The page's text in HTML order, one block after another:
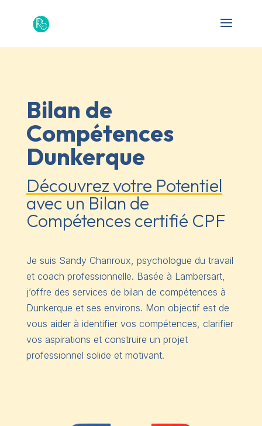
Bilan de
Compétences
Dunkerque
Découvrez votre Potentiel
avec un Bilan de
Compétences certifié CPF
Je suis Sandy Chanroux, psychologue du travail
et coach professionnelle. Basée à Lambersart,
j’offre des services de bilan de compétences à
Dunkerque et ses environs. Mon objectif est de
vous aider à identifier vos compétences, clarifier
vos aspirations et construire un projet
professionnel solide et motivant.